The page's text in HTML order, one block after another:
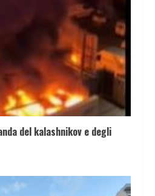
del kalashnikov e degli